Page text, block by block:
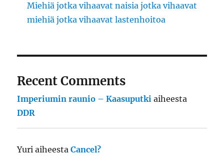
Miehiä jotka vihaavat naisia jotka vihaavat
miehiä jotka vihaavat lastenhoitoa
Recent Comments
Imperiumin raunio – Kaasuputki aiheesta
DDR
Yuri aiheestaCancel?